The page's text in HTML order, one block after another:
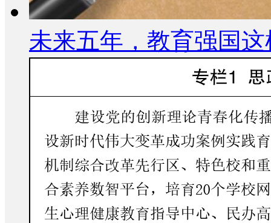
未来五年，教育强国